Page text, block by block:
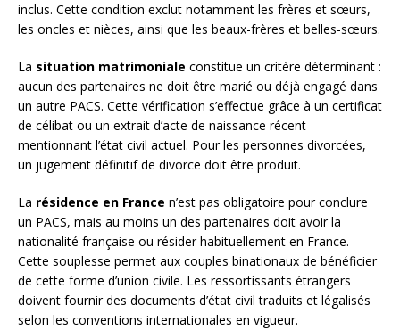
inclus. Cette condition exclut notamment les frères et sœurs,
les oncles et nièces, ainsi que les beaux-frères et belles-sœurs.
La situation matrimoniale constitue un critère déterminant :
aucun des partenaires ne doit être marié ou déjà engagé dans
un autre PACS. Cette vérification s’effectue grâce à un certificat
de célibat ou un extrait d’acte de naissance récent
mentionnant l’état civil actuel. Pour les personnes divorcées,
un jugement définitif de divorce doit être produit.
La résidence en France n’est pas obligatoire pour conclure
un PACS, mais au moins un des partenaires doit avoir la
nationalité française ou résider habituellement en France.
Cette souplesse permet aux couples binationaux de bénéficier
de cette forme d’union civile. Les ressortissants étrangers
doivent fournir des documents d’état civil traduits et légalisés
selon les conventions internationales en vigueur.